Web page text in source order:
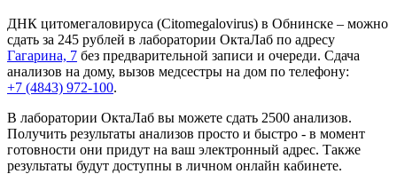
ДНК цитомегаловируса (Citomegalovirus) в Обнинске – можно
сдать за 245 рублей в лаборатории ОктаЛаб по адресу
Гагарина, 7 без предварительной записи и очереди. Сдача
анализов на дому, вызов медсестры на дом по телефону:
+7 (4843) 972-100.
В лаборатории ОктаЛаб вы можете сдать 2500 анализов.
Получить результаты анализов просто и быстро - в момент
готовности они придут на ваш электронный адрес. Также
результаты будут доступны в личном онлайн кабинете.